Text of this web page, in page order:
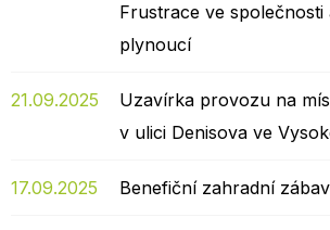
Frustrace ve společnosti
plynoucí
21.09.2025
Uzavírka provozu na
v ulici Denisova ve
17.09.2025 Benefiční zahradní